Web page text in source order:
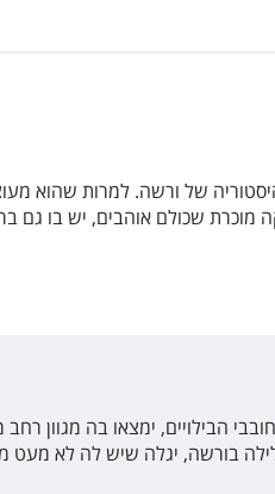
של ורשה. למרות שהוא
מוכרת שכולם אוהבים, יש בו
הבילויים, ימצאו בה מגוון
בורשה, יגלה שיש לה לא מעט